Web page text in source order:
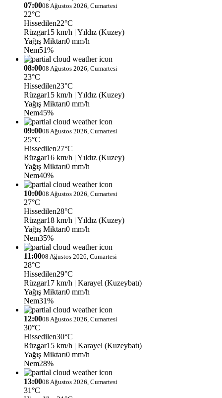
07:0008 Ağustos 2026, Cumartesi
22°C
Hissedilen22°C
Rüzgar15 km/h | Yıldız (Kuzey)
Yağış Miktarı0 mm/h
Nem51%
08:0008 Ağustos 2026, Cumartesi
23°C
Hissedilen23°C
Rüzgar15 km/h | Yıldız (Kuzey)
Yağış Miktarı0 mm/h
Nem45%
09:0008 Ağustos 2026, Cumartesi
25°C
Hissedilen27°C
Rüzgar16 km/h | Yıldız (Kuzey)
Yağış Miktarı0 mm/h
Nem40%
10:0008 Ağustos 2026, Cumartesi
27°C
Hissedilen28°C
Rüzgar18 km/h | Yıldız (Kuzey)
Yağış Miktarı0 mm/h
Nem35%
11:0008 Ağustos 2026, Cumartesi
28°C
Hissedilen29°C
Rüzgar17 km/h | Karayel (Kuzeybatı)
Yağış Miktarı0 mm/h
Nem31%
12:0008 Ağustos 2026, Cumartesi
30°C
Hissedilen30°C
Rüzgar15 km/h | Karayel (Kuzeybatı)
Yağış Miktarı0 mm/h
Nem28%
13:0008 Ağustos 2026, Cumartesi
31°C